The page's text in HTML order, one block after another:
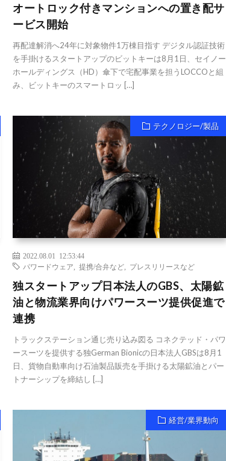
オートロック付きマンションへの置き配サ
ービス開始
再配達解消へ24年に対象物件1万棟目指す デジタル認証技術
を手掛けるスタートアップのビットキーは8月1日、セイノー
ホールディングス（HD）傘下で宅配事業を担うLOCCOと組
み、ビットキーのスマートロッ […]
テクノロジー/製品
2022.08.01 12:53:44
パワードウェア
,提携/合弁など プレスリリースなど
独スタートアップ日本法人のGBS、太陽鉱
油と物流業界向けパワースーツ提供促進で
連携
トラックステーション通じ売り込み図る コネクテッド・パワ
ースーツを提供する独German Bionicの日本法人GBSは8月1
日、貨物自動車向け石油製品販売を手掛ける太陽鉱油とパー
トナーシップを締結し […]
経営/業界動向